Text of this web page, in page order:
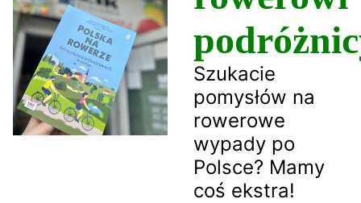
Szukacie
pomysłów na
rowerowe
wypady po
Polsce? Mamy
coś ekstra!